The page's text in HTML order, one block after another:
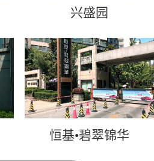
兴盛园
恒基•碧翠锦华